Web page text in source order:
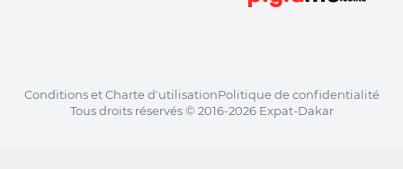
Conditions et Charte d'utilisationPolitique de confidentialité
Tous droits réservés © 2016-2026 Expat-Dakar